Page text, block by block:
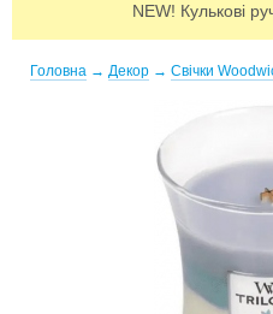
NEW! Кулькові
Головна → Декор → Cвічки